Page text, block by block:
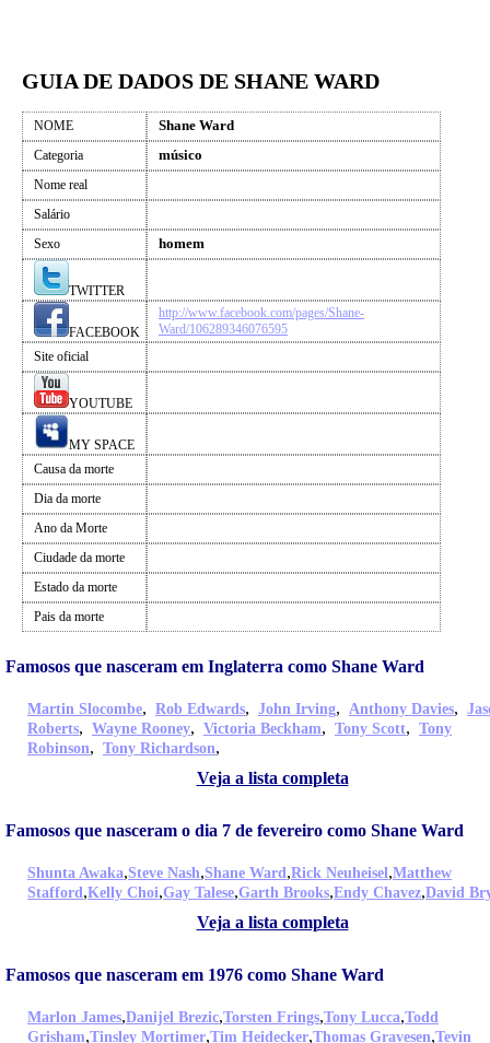
GUIA DE DADOS DE SHANE WARD
NOME Shane Ward
Categoria músico
Nome real
Salário
Sexo
homem
TWITTER
FACEBOOK
http://www.facebook.com/pages/Shane-
Ward/106289346076595
Site oficial
YOUTUBE
MY SPACE
Causa da morte
Dia da morte
Ano da Morte
Ciudade da morte
Estado da morte
Pais da morte
Famosos que nasceram em Inglaterra como Shane Ward
Martin Slocombe, Rob Edwards, John Irving, Anthony Davies,
Roberts, Wayne Rooney, Victoria Beckham, Tony Scott, Tony
Robinson, Tony Richardson,
Veja a lista completa
Famosos que nasceram o dia 7 de fevereiro como Shane Ward
Shunta Awaka,Steve Nash,Shane Ward,Rick Neuheisel,Matthew
Stafford,Kelly Choi,Gay Talese,Garth Brooks,Endy Chavez,David
Veja a lista completa
Famosos que nasceram em 1976 como Shane Ward
Marlon James,Danijel Brezic,Torsten Frings,Tony Lucca,Todd
Grisham,Tinsley Mortimer,Tim Heidecker,Thomas Gravesen,Tevin